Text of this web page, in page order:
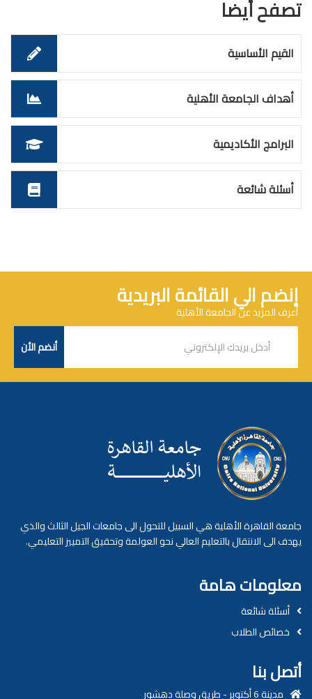
تصفح أيضا
القيم الأساسية
أهداف الجامعة الأهلية
البرامج الأكاديمية
أسئلة شائعة
إنضم الي القائمة البريدية
أعرف المزيد عن الجامعة الأهلية
جامعة القاهرة الأهلية هي السبيل للتحول الى جامعات الجيل الثالث والذي
يهدف الى الانتقال بالتعليم العالي نحو العولمة وتحقيق التمييز التعليمي.
معلومات هامة
أسئلة شائعة
خصائص الطلاب
أتصل بنا
مدينة 6 أكتوبر - طريق وصلة دهشور